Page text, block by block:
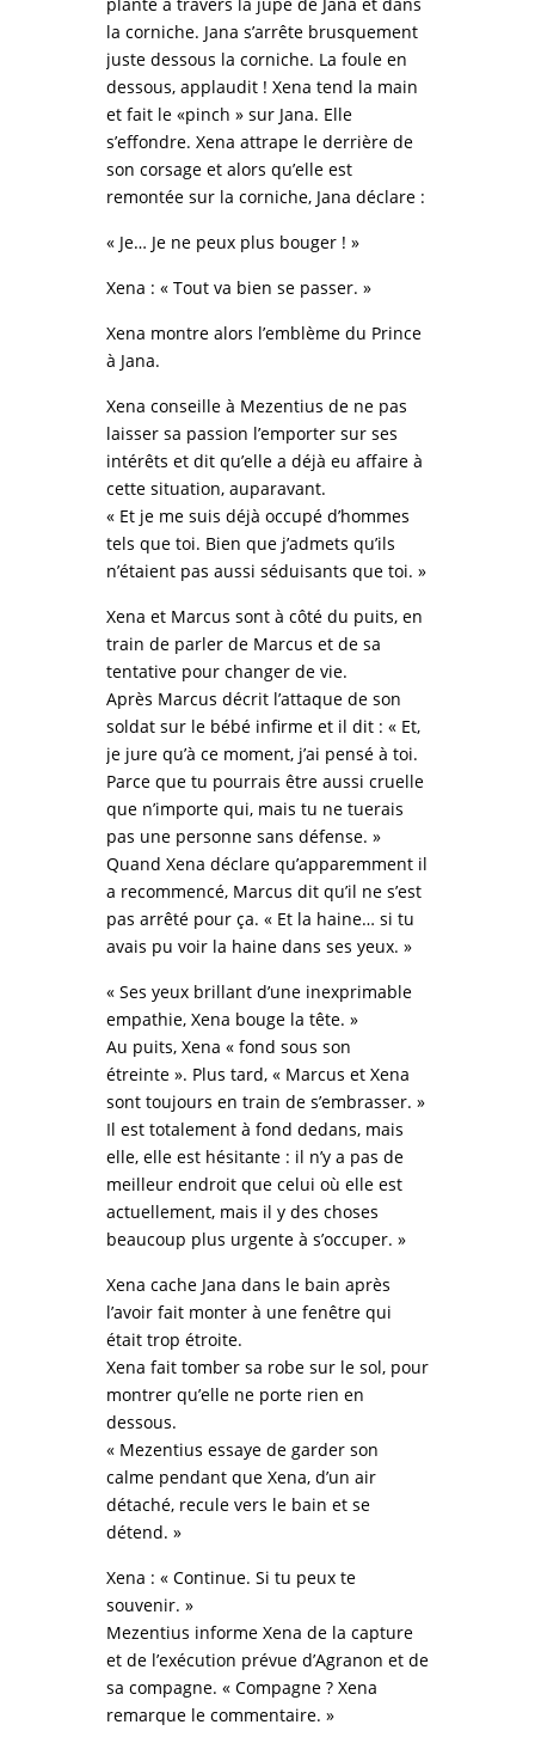
la corniche. Jana s’arrête brusquement
juste dessous la corniche. La foule en
dessous, applaudit ! Xena tend la main
et fait le «pinch » sur Jana. Elle
s’effondre. Xena attrape le derrière de
son corsage et alors qu’elle est
remontée sur la corniche, Jana déclare :
« Je… Je ne peux plus bouger ! »
Xena : « Tout va bien se passer. »
Xena montre alors l’emblème du Prince
à Jana.
Xena conseille à Mezentius de ne pas
laisser sa passion l’emporter sur ses
intérêts et dit qu’elle a déjà eu affaire à
cette situation, auparavant.
« Et je me suis déjà occupé d’hommes
tels que toi. Bien que j’admets qu’ils
n’étaient pas aussi séduisants que toi. »
Xena et Marcus sont à côté du puits, en
train de parler de Marcus et de sa
tentative pour changer de vie.
Après Marcus décrit l’attaque de son
soldat sur le bébé infirme et il dit : « Et,
je jure qu’à ce moment, j’ai pensé à toi.
Parce que tu pourrais être aussi cruelle
que n’importe qui, mais tu ne tuerais
pas une personne sans défense. »
Quand Xena déclare qu’apparemment il
a recommencé, Marcus dit qu’il ne s’est
pas arrêté pour ça. « Et la haine… si tu
avais pu voir la haine dans ses yeux. »
« Ses yeux brillant d’une inexprimable
empathie, Xena bouge la tête. »
Au puits, Xena « fond sous son
étreinte ». Plus tard, « Marcus et Xena
sont toujours en train de s’embrasser. »
Il est totalement à fond dedans, mais
elle, elle est hésitante : il n’y a pas de
meilleur endroit que celui où elle est
actuellement, mais il y des choses
beaucoup plus urgente à s’occuper. »
Xena cache Jana dans le bain après
l’avoir fait monter à une fenêtre qui
était trop étroite.
Xena fait tomber sa robe sur le sol, pour
montrer qu’elle ne porte rien en
dessous.
« Mezentius essaye de garder son
calme pendant que Xena, d’un air
détaché, recule vers le bain et se
détend. »
Xena : « Continue. Si tu peux te
souvenir. »
Mezentius informe Xena de la capture
et de l’exécution prévue d’Agranon et de
sa compagne. « Compagne ? Xena
remarque le commentaire. »